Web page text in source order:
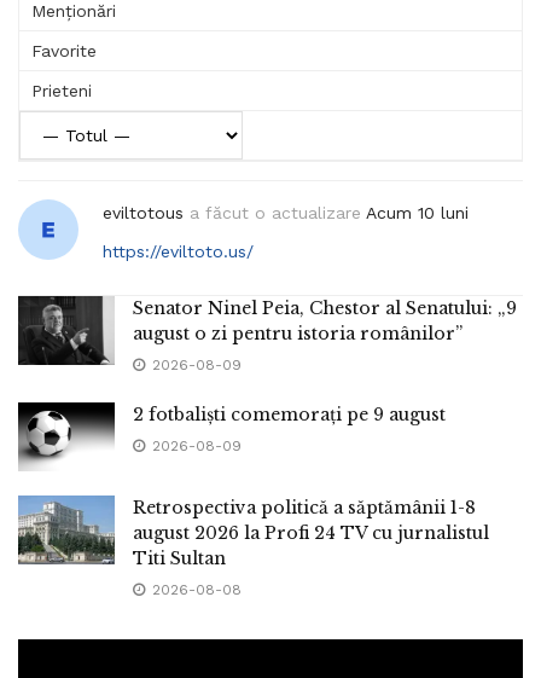
Menționări
Favorite
Prieteni
eviltotous a făcut o actualizare Acum 10 luni
https://eviltoto.us/
Senator Ninel Peia, Chestor al Senatului: „9
august o zi pentru istoria românilor”
2026-08-09
2 fotbaliști comemorați pe 9 august
2026-08-09
Retrospectiva politică a săptămânii 1-8
august 2026 la Profi 24 TV cu jurnalistul
Titi Sultan
2026-08-08